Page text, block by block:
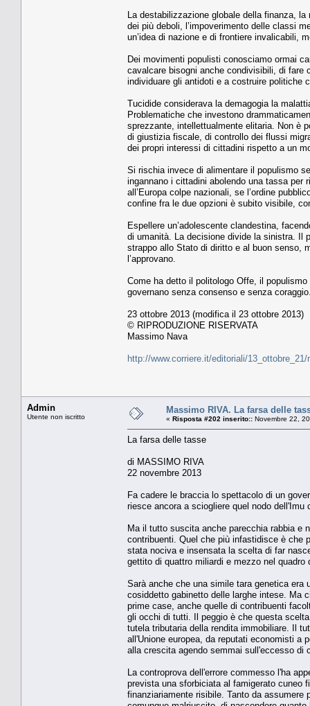
La destabilizzazione globale della finanza,
dei più deboli, l’impoverimento delle classi
un’idea di nazione e di frontiere invalicabili,
Dei movimenti populisti conosciamo ormai
cavalcare bisogni anche condivisibili, di fare
individuare gli antidoti e a costruire politiche
Tucidide considerava la demagogia la
Problematiche che investono
sprezzante, intellettualmente elitaria. Non è
di giustizia fiscale, di controllo dei flussi
dei propri interessi di cittadini rispetto a un
Si rischia invece di alimentare il populismo
ingannano i cittadini abolendo una tassa per
all’Europa colpe nazionali, se l’ordine
confine fra le due opzioni è subito visibile,
Espellere un’adolescente clandestina,
di umanità. La decisione divide la sinistra. Il
strappo allo Stato di diritto e al buon senso,
l’approvano.
Come ha detto il politologo Offe, il
governano senza consenso e senza
23 ottobre 2013 (modifica il 23 ottobre 2013)
© RIPRODUZIONE RISERVATA
Massimo Nava
http://www.corriere.it/editoriali/
Admin
Utente non iscritto
Massimo RIVA. La farsa delle
« Risposta #202 inserito:: Novembre 22,
La farsa delle tasse
di MASSIMO RIVA
22 novembre 2013
Fa cadere le braccia lo spettacolo di un
riesce ancora a sciogliere quel nodo
Ma il tutto suscita anche parecchia rabbia e
contribuenti. Quel che più infastidisce è che
stata nociva e insensata la scelta di far
gettito di quattro miliardi e mezzo nel
Sarà anche che una simile tara genetica
cosiddetto gabinetto delle larghe intese. Ma
prime case, anche quelle di contribuenti
gli occhi di tutti. Il peggio è che questa
tutela tributaria della rendita immobiliare. Il
all'Unione europea, da reputati economisti a
alla crescita agendo semmai sull'eccesso di
La controprova dell'errore commesso l'ha
prevista una sforbiciata al famigerato cuneo
finanziariamente risibile. Tanto da